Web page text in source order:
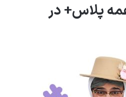
پلاس+ در